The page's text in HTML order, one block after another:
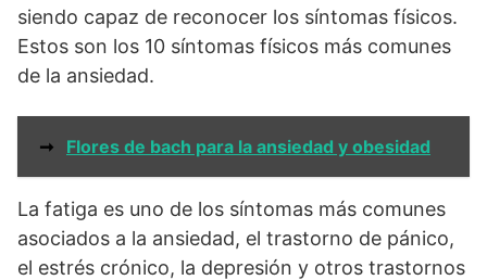
siendo capaz de reconocer los síntomas físicos.
Estos son los 10 síntomas físicos más comunes
de la ansiedad.
➞ Flores de bach para la ansiedad y obesidad
La fatiga es uno de los síntomas más comunes
asociados a la ansiedad, el trastorno de pánico,
el estrés crónico, la depresión y otros trastornos